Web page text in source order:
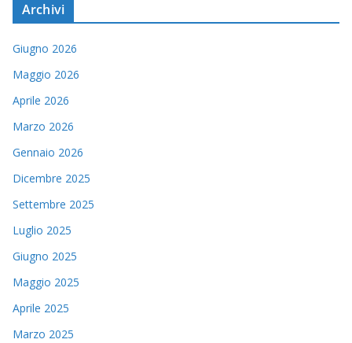
Archivi
Giugno 2026
Maggio 2026
Aprile 2026
Marzo 2026
Gennaio 2026
Dicembre 2025
Settembre 2025
Luglio 2025
Giugno 2025
Maggio 2025
Aprile 2025
Marzo 2025